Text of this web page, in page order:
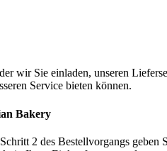
wir Sie einladen, unseren
Service bieten können.
Bakery
2 des Bestellvorgangs